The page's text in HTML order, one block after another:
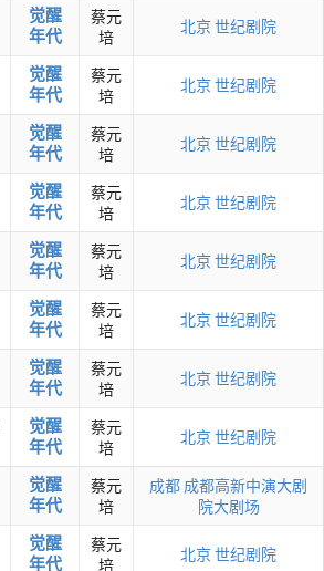
觉醒
年代
蔡元
培
北京 世纪剧院
觉醒
年代
蔡元
培
北京 世纪剧院
觉醒
年代
蔡元
培
北京 世纪剧院
觉醒
年代
蔡元
培
北京 世纪剧院
觉醒
年代
蔡元
培
北京 世纪剧院
觉醒
年代
蔡元
培
北京 世纪剧院
觉醒
年代
蔡元
培
北京 世纪剧院
觉醒
年代
蔡元
培
北京 世纪剧院
觉醒
年代
蔡元
培
成都 成都高新中演大剧
院大剧场
觉醒
年代
蔡元
培
北京 世纪剧院